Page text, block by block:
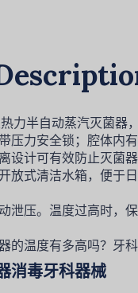
力半自动蒸汽灭菌器
压力安全锁；腔体内
设计可有效防止灭菌
放式清洁水箱，便于
泄压。温度过高时，
的温度有多高吗？牙
消毒牙科器械